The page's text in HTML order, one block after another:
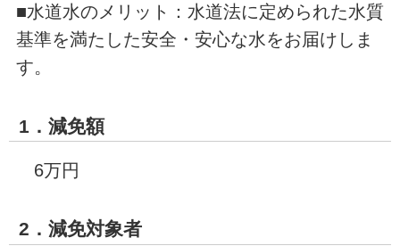
■水道水のメリット：水道法に定められた水質
基準を満たした安全・安心な水をお届けしま
す。
1．減免額
6万円
2．減免対象者